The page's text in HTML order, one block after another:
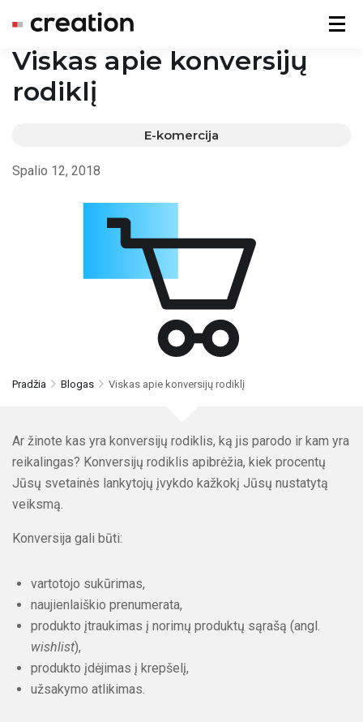
Viskas apie konversijų
rodiklį
E-komercija
Spalio 12, 2018
Pradžia Blogas Viskas apie konversijų rodiklį
Ar žinote kas yra konversijų rodiklis, ką jis parodo ir kam yra
reikalingas? Konversijų rodiklis apibrėžia, kiek procentų
Jūsų svetainės lankytojų įvykdo kažkokį Jūsų nustatytą
veiksmą.
Konversija gali būti:
vartotojo sukūrimas,
naujienlaiškio prenumerata,
produkto įtraukimas į norimų produktų sąrašą (angl.
wishlist),
produkto įdėjimas į krepšelį,
užsakymo atlikimas.